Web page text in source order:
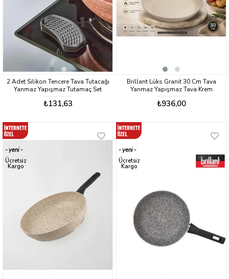
2 Adet Silikon Tencere Tava Tutacağı
Yanmaz Yapışmaz Tutamaç Set
₺131,63
Brillant Lüks Granit 30 Cm Tava
Yanmaz Yapışmaz Tava Krem
₺936,00
yeni
ürün
Ücretsiz
Kargo
yeni
ürün
Ücretsiz
Kargo